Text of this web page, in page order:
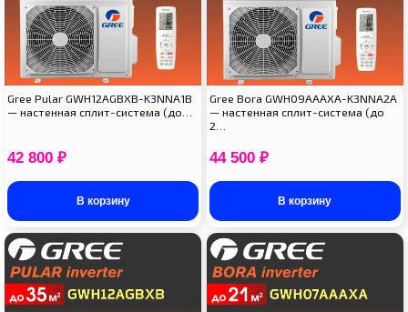
Gree Pular GWH12AGBXB-K3NNA1B
— настенная сплит-система (до…
42 800 ₽
В корзину
Gree Bora GWH09AAAXA-K3NNA2A
— настенная сплит-система (до
2…
44 500 ₽
В корзину